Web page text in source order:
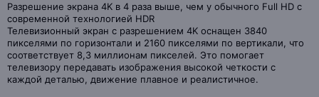
Разрешение экрана 4K в 4 раза выше, чем у обычного Full HD с
современной технологией HDR
Телевизионный экран с разрешением 4K оснащен 3840
пикселями по горизонтали и 2160 пикселями по вертикали, что
соответствует 8,3 миллионам пикселей. Это помогает
телевизору передавать изображения высокой четкости с
каждой деталью, движение плавное и реалистичное.